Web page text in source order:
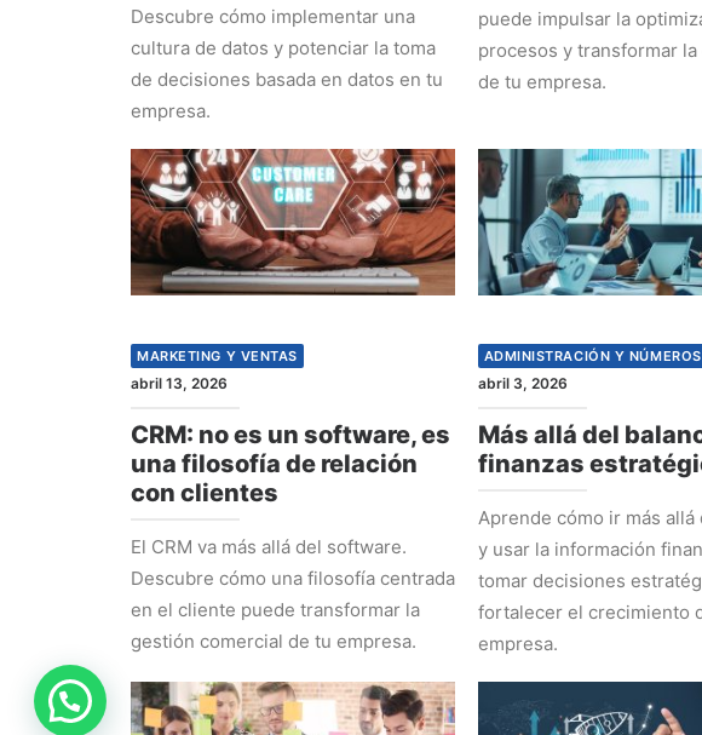
Descubre cómo implementar una
cultura de datos y potenciar la toma
de decisiones basada en datos en tu
empresa.
puede impulsar la
procesos y transformar
de tu empresa.
MARKETING Y VENTAS
abril 13, 2026
CRM: no es un software, es
una filosofía de relación
con clientes
El CRM va más allá del software.
Descubre cómo una filosofía centrada
en el cliente puede transformar la
gestión comercial de tu empresa.
ADMINISTRACIÓN Y NÚMEROS
abril 3, 2026
Más allá del
finanzas
Aprende cómo ir más allá
y usar la información
tomar decisiones
fortalecer el crecimiento
empresa.